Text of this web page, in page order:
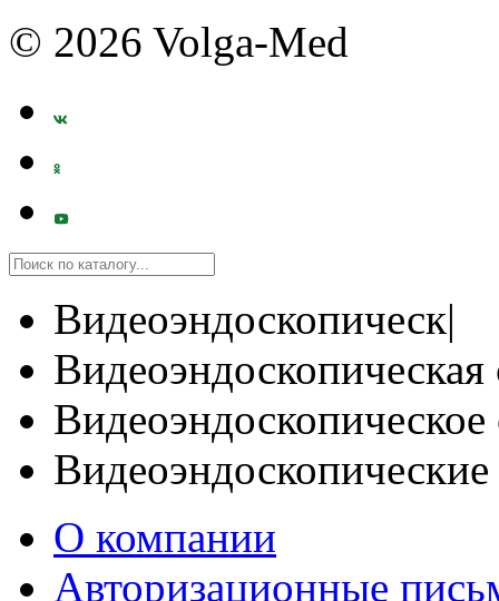
© 2026 Volga-Med
Видеоэндоскопическ|
Видеоэндоскопическая
О компании
Авторизационные